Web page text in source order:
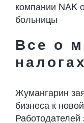
компании NAK
больницы
Все о
Жумангарин
бизнеса к
Работодателей